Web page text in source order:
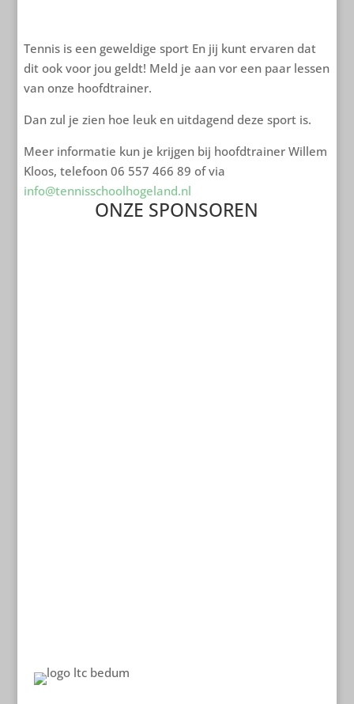
Tennis is een geweldige sport En jij kunt ervaren dat
dit ook voor jou geldt! Meld je aan vor een paar lessen
van onze hoofdtrainer.
Dan zul je zien hoe leuk en uitdagend deze sport is.
Meer informatie kun je krijgen bij hoofdtrainer Willem
Kloos, telefoon 06 557 466 89 of via
info@tennisschoolhogeland.nl
ONZE SPONSOREN